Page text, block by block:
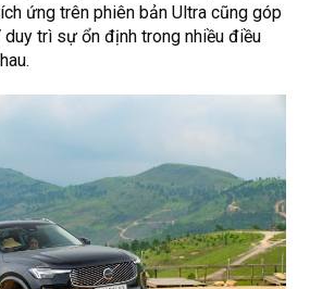
ứng trên phiên bản Ultra cũng góp
duy trì sự ổn định trong nhiều điều